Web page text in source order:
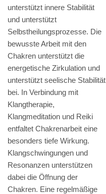
unterstützt innere Stabilität
und unterstützt
Selbstheilungsprozesse. Die
bewusste Arbeit mit den
Chakren unterstützt die
energetische Zirkulation und
unterstützt seelische Stabilität
bei. In Verbindung mit
Klangtherapie,
Klangmeditation und Reiki
entfaltet Chakrenarbeit eine
besonders tiefe Wirkung.
Klangschwingungen und
Resonanzen unterstützen
dabei die Öffnung der
Chakren. Eine regelmäßige